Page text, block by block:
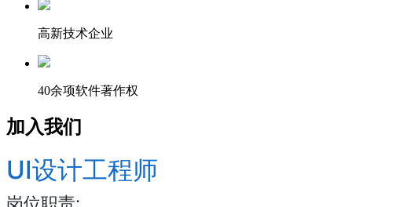
高新技术企业
40余项软件著作权
加入我们
UI设计工程师